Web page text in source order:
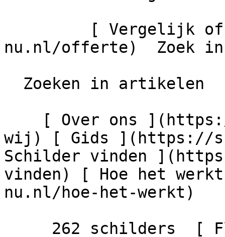
nu.nl/offerte)  Zoek
wij) [ Gids ](https://
Schilder vinden
vinden) [ Hoe het
nu.nl/hoe-het-werkt)